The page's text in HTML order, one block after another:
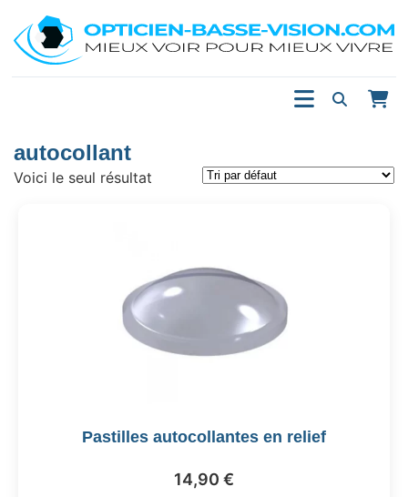
autocollant
Voici le seul résultat
Pastilles autocollantes en relief
14,90 €